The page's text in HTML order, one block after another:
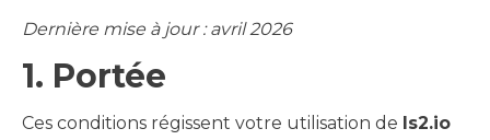
Dernière mise à jour : avril 2026
1. Portée
Ces conditions régissent votre utilisation de ls2.io